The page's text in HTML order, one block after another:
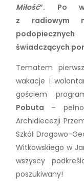
Miłość”. Po
z radiowym
świadczących
Tematem
wakacje i
gościem
Pobuta –
Archidiecezji
Szkół Drogowo-
Witkowskiego w
wszyscy
poszukiwany!